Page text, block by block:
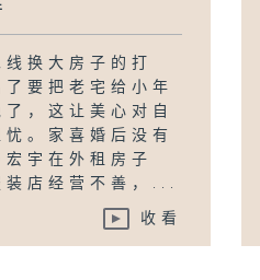
换大房子的打
要把老宅给小年
，这让美心对自
。家喜婚后没有
宇在外租房子
装店经营不善，...
收看